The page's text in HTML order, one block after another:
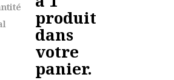
produit
dans
votre
panier.